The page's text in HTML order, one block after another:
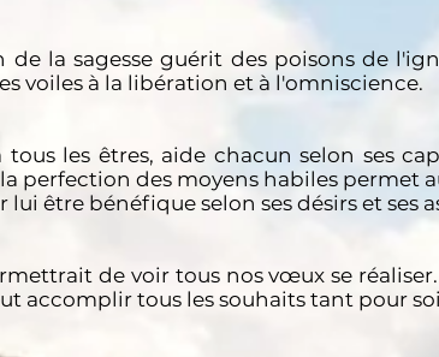
la sagesse guérit des poisons de
voiles à la libération et à l'omniscience.
les êtres, aide chacun selon ses
perfection des moyens habiles permet
être bénéfique selon ses désirs et ses
de voir tous nos vœux se
accomplir tous les souhaits tant pour